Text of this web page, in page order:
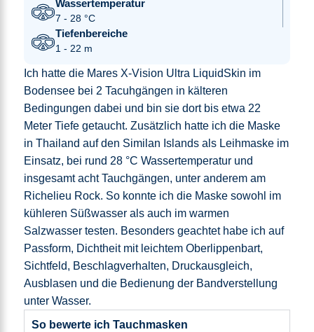
Wassertemperatur
7 - 28 °C
Tiefenbereiche
1 - 22 m
Ich hatte die Mares X-Vision Ultra LiquidSkin im
Bodensee bei 2 Tacuhgängen in kälteren
Bedingungen dabei und bin sie dort bis etwa 22
Meter Tiefe getaucht. Zusätzlich hatte ich die Maske
in Thailand auf den Similan Islands als Leihmaske im
Einsatz, bei rund 28 °C Wassertemperatur und
insgesamt acht Tauchgängen, unter anderem am
Richelieu Rock. So konnte ich die Maske sowohl im
kühleren Süßwasser als auch im warmen
Salzwasser testen. Besonders geachtet habe ich auf
Passform, Dichtheit mit leichtem Oberlippenbart,
Sichtfeld, Beschlagverhalten, Druckausgleich,
Ausblasen und die Bedienung der Bandverstellung
unter Wasser.
So bewerte ich Tauchmasken